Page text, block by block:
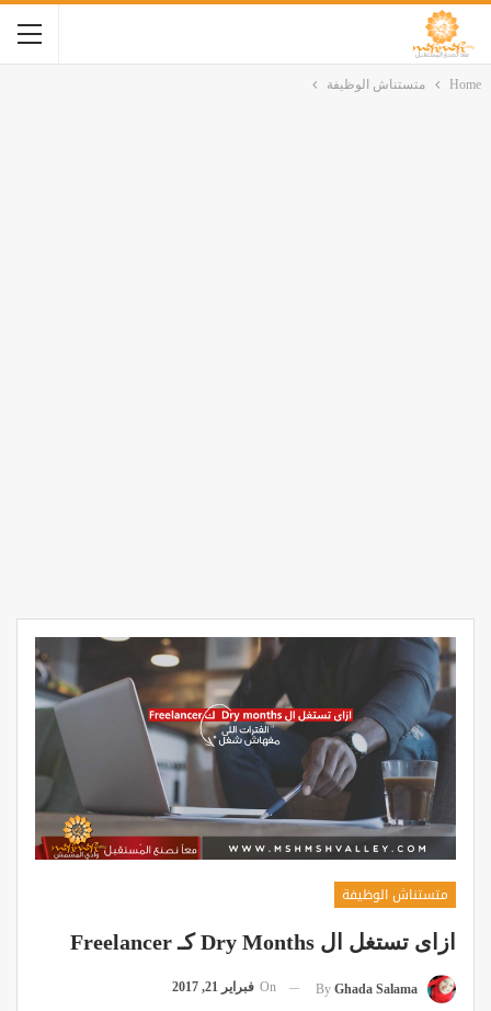
Home متستناش الوظيفة
متستناش الوظيفة
ازاى تستغل ال Dry Months كـ Freelancer
By Ghada Salama
On فبراير 21, 2017